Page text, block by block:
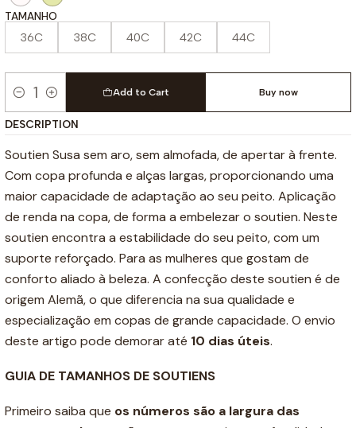
TAMANHO
36C 38C 40C 42C 44C
Quantity
Add to Cart Buy now
DESCRIPTION
Soutien Susa sem aro, sem almofada, de apertar à frente.
Com copa profunda e alças largas, proporcionando uma
maior capacidade de adaptação ao seu peito. Aplicação
de renda na copa, de forma a embelezar o soutien. Neste
soutien encontra a estabilidade do seu peito, com um
suporte reforçado. Para as mulheres que gostam de
conforto aliado à beleza. A confecção deste soutien é de
origem Alemã, o que diferencia na sua qualidade e
especialização em copas de grande capacidade. O envio
deste artigo pode demorar até 10 dias úteis.
GUIA DE TAMANHOS DE SOUTIENS
Primeiro saiba que os números são a largura das